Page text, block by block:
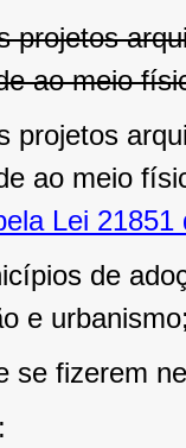
projetos
ao meio
projetos
ao meio
Lei 21851
de
e
se fizerem